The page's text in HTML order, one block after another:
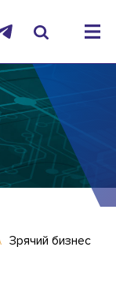
Зрячий бизнес